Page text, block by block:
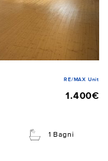
RE/MAX Unit
1.400€
1 Bagni